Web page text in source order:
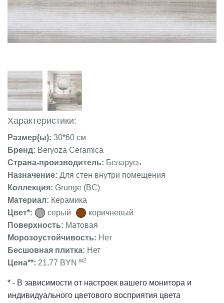
Характеристики:
Размер(ы): 30*60 см
Бренд: Beryoza Ceramica
Страна-производитель: Беларусь
Назначение: Для стен внутри помещения
Коллекция: Grunge (BC)
Материал: Керамика
Цвет*:
серый
коричневый
Поверхность: Матовая
Морозоустойчивость: Нет
Бесшовная плитка: Нет
Цена**: 21,77 BYN м2
* - В зависимости от настроек вашего монитора и
индивидуального цветового восприятия цвета